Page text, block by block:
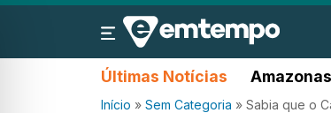
Últimas Notícias Amazonas
Início » Sem Categoria » Sabia que o